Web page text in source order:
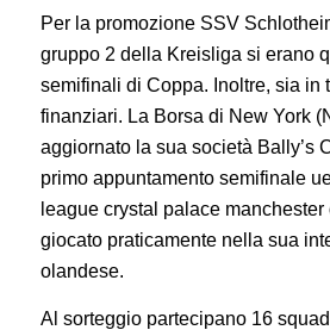
Per la promozione SSV
gruppo 2 della Kreisliga si erano
semifinali di Coppa. Inoltre, sia in
finanziari. La Borsa di New York
aggiornato la sua società Bally’s
primo appuntamento semifinale
league crystal palace manchester
giocato praticamente nella sua
olandese.
Al sorteggio partecipano 16